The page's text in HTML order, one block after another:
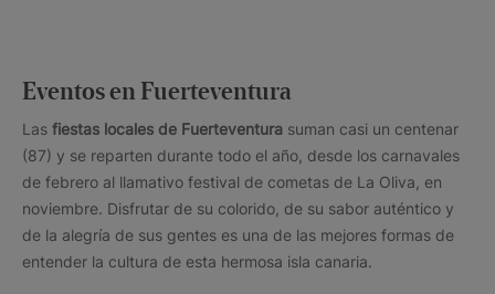
Eventos en Fuerteventura
Las fiestas locales de Fuerteventura suman casi un centenar
(87) y se reparten durante todo el año, desde los carnavales
de febrero al llamativo festival de cometas de La Oliva, en
noviembre. Disfrutar de su colorido, de su sabor auténtico y
de la alegría de sus gentes es una de las mejores formas de
entender la cultura de esta hermosa isla canaria.